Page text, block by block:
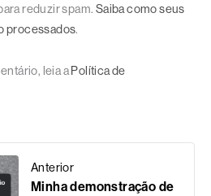
reduzir spam. Saiba como seus
processados.
leia a Política de
Anterior
Minha demonstração de